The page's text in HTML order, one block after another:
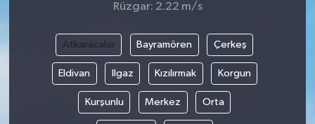
Rüzgar: 2.22 m/s
Atkaracalar Bayramören Çerkeş
Eldivan Ilgaz Kızılırmak Korgun
Kurşunlu Merkez Orta